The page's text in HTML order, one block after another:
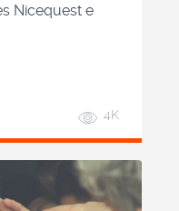
Nicequest e
4K